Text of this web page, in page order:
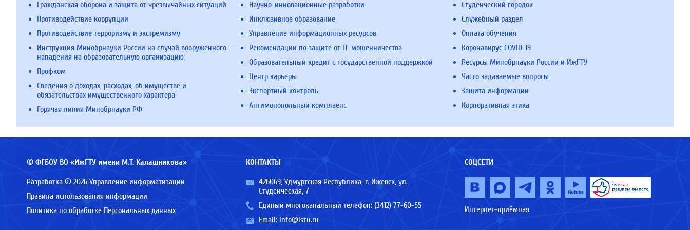
Гражданская оборона и защита от чрезвычайных ситуаций
Противодействие коррупции
Противодействие терроризму и экстремизму
Инструкция Минобрнауки России на случай вооруженного
нападения на образовательную организацию
Профком
Сведения о доходах, расходах, об имуществе и
обязательствах имущественного характера
Горячая линия Минобрнауки РФ
Научно-инновационные разработки
Инклюзивное образование
Управление информационных ресурсов
Рекомендации по защите от IT-мошенничества
Образовательный кредит с государственной поддержкой
Центр карьеры
Экспортный контроль
Антимонопольный комплаенс
Студенческий городок
Служебный раздел
Оплата обучения
Коронавирус COVID-19
Ресурсы Минобрнауки России и ИжГТУ
Часто задаваемые вопросы
Защита информации
Корпоративная этика
© ФГБОУ ВО «ИжГТУ имени М.Т. Калашникова»
Разработка © 2026 Управление информатизации
Правила использования информации
Политика по обработке Персональных данных
КОНТАКТЫ
426069, Удмуртская Республика, г. Ижевск, ул.
Студенческая, 7
Единый многоканальный телефон: (3412) 77-60-55
Email: info@istu.ru
СОЦСЕТИ
Интернет-приёмная